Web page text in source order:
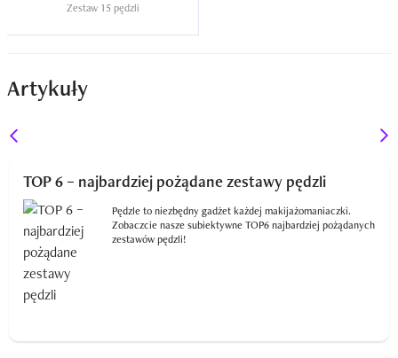
Zestaw 15 pędzli
Artykuły
TOP 6 – najbardziej pożądane zestawy pędzli
Pędzle to niezbędny gadżet każdej makijażomaniaczki.
Zobaczcie nasze subiektywne TOP6 najbardziej pożądanych
zestawów pędzli!